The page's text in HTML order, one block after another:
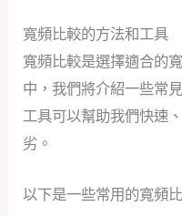
寬頻比較的方法和工具
寬頻比較是選擇適合的
中，我們將介紹一些常
工具可以幫助我們快速
劣。
以下是一些常用的寬頻